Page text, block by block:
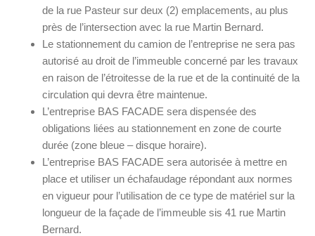
de la rue Pasteur sur deux (2) emplacements, au plus
près de l’intersection avec la rue Martin Bernard.
Le stationnement du camion de l’entreprise ne sera pas
autorisé au droit de l’immeuble concerné par les travaux
en raison de l’étroitesse de la rue et de la continuité de la
circulation qui devra être maintenue.
L’entreprise BAS FACADE sera dispensée des
obligations liées au stationnement en zone de courte
durée (zone bleue – disque horaire).
L’entreprise BAS FACADE sera autorisée à mettre en
place et utiliser un échafaudage répondant aux normes
en vigueur pour l’utilisation de ce type de matériel sur la
longueur de la façade de l’immeuble sis 41 rue Martin
Bernard.